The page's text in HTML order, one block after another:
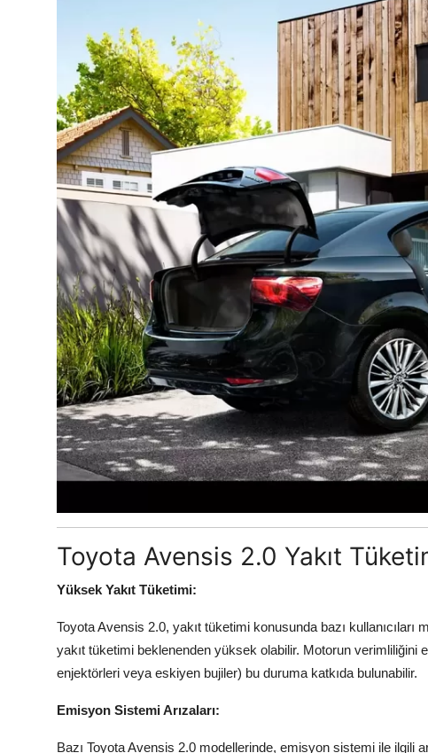
Toyota Avensis 2.0 Yakıt
Yüksek Yakıt Tüketimi:
Toyota Avensis 2.0, yakıt tüketimi konusunda bazı
yakıt tüketimi beklenenden yüksek olabilir. Motorun verimliliğini
enjektörleri veya eskiyen bujiler) bu duruma katkıda bulunabilir.
Emisyon Sistemi Arızaları:
Bazı Toyota Avensis 2.0 modellerinde, emisyon sistemi ile ilgili